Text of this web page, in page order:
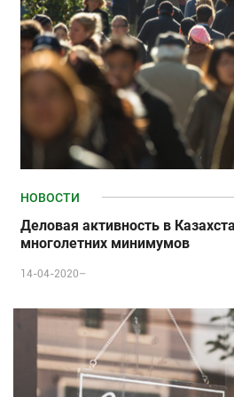
НОВОСТИ
Деловая активность в
многолетних минимумов
14-04-2020–